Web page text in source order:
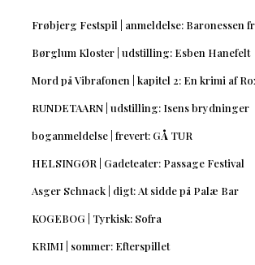
Frøbjerg Festspil | anmeldelse: Baronessen
Børglum Kloster | udstilling: Esben Hanefelt
Mord på Vibrafonen | kapitel 2: En krimi af
RUNDETAARN | udstilling: Isens brydninger
boganmeldelse | frevert: GÅ TUR
HELSINGØR | Gadeteater: Passage Festival
Asger Schnack | digt: At sidde på Palæ Bar
KOGEBOG | Tyrkisk: Sofra
KRIMI | sommer: Efterspillet